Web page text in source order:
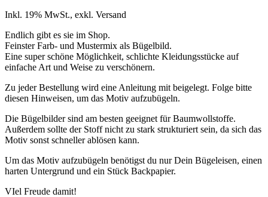
Inkl. 19% MwSt., exkl. Versand
Endlich gibt es sie im Shop.
Feinster Farb- und Mustermix als Bügelbild.
Eine super schöne Möglichkeit, schlichte Kleidungsstücke auf
einfache Art und Weise zu verschönern.
Zu jeder Bestellung wird eine Anleitung mit beigelegt. Folge bitte
diesen Hinweisen, um das Motiv aufzubügeln.
Die Bügelbilder sind am besten geeignet für Baumwollstoffe.
Außerdem sollte der Stoff nicht zu stark strukturiert sein, da sich das
Motiv sonst schneller ablösen kann.
Um das Motiv aufzubügeln benötigst du nur Dein Bügeleisen, einen
harten Untergrund und ein Stück Backpapier.
VIel Freude damit!